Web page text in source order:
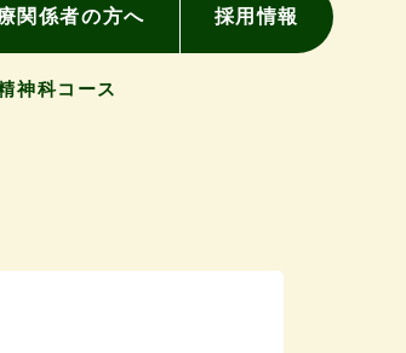
関係者の方へ 採用情報
神科コース